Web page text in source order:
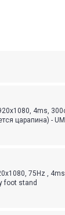
4ms,
царапина) -
75Hz ,
foot stand